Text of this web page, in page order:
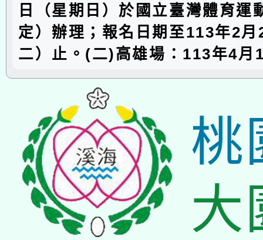
日（星期日）於國立臺灣體育運
定）辦理；報名日期至113年2
二）止。(二)高雄場：113年4月
桃
大